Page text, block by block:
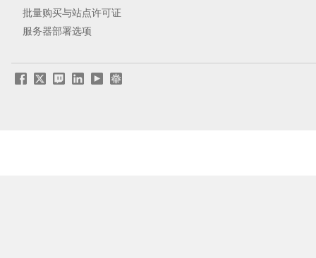
批量购买与站点许可证
服务器部署选项